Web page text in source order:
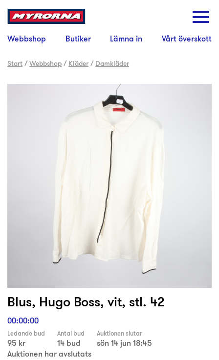
Webbshop Butiker Lämna in Vårt överskott
Start /Webbshop / Kläder / Damkläder
Blus, Hugo Boss, vit, stl. 42
00:00:00
Ledande bud
95 kr
Antal bud
14 bud
Auktionen slutar
sön 14 jun 18:45
Auktionen har avslutats